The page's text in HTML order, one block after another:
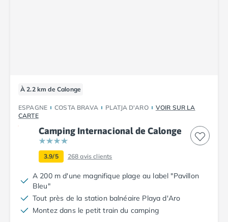
À 2.2 km de Calonge
ESPAGNE COSTA BRAVA PLATJA D'ARO
VOIR SUR LA
CARTE
Camping Internacional de Calonge
3.9/5 268avis clients
A 200 m d'une magnifique plage au label "Pavillon
Bleu"
Tout près de la station balnéaire Playa d'Aro
Montez dans le petit train du camping